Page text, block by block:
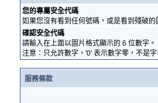
您的專屬安全代碼
如果您沒有看到任何號碼，或是看到殘破
確認安全代碼
請輸入在上面以圖片格式顯示的 6 位數字。
注意：只允許數字，'0' 表示數字零，不是字
服務條款